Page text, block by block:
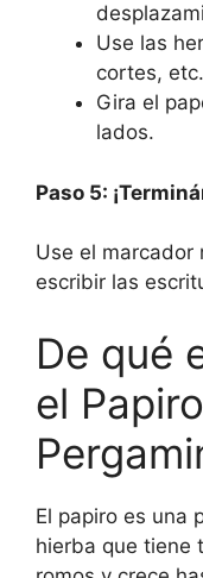
Use las
cortes,
Gira el
lados.
Paso 5:
Use el marcador
escribir las
De qué
el
El papiro es una
hierba que tiene